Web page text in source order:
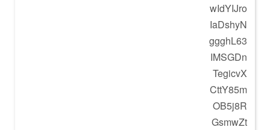
wIdYIJro
IaDshyN
ggghL63
IMSGDn
TegicvX
CttY85m
OB5j8R
GsmwZt